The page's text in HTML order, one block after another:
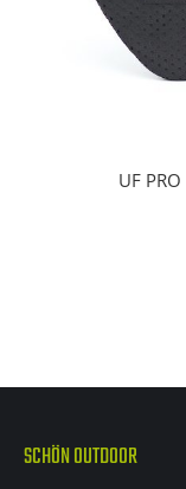
UF
SCHÖN OUTDOOR